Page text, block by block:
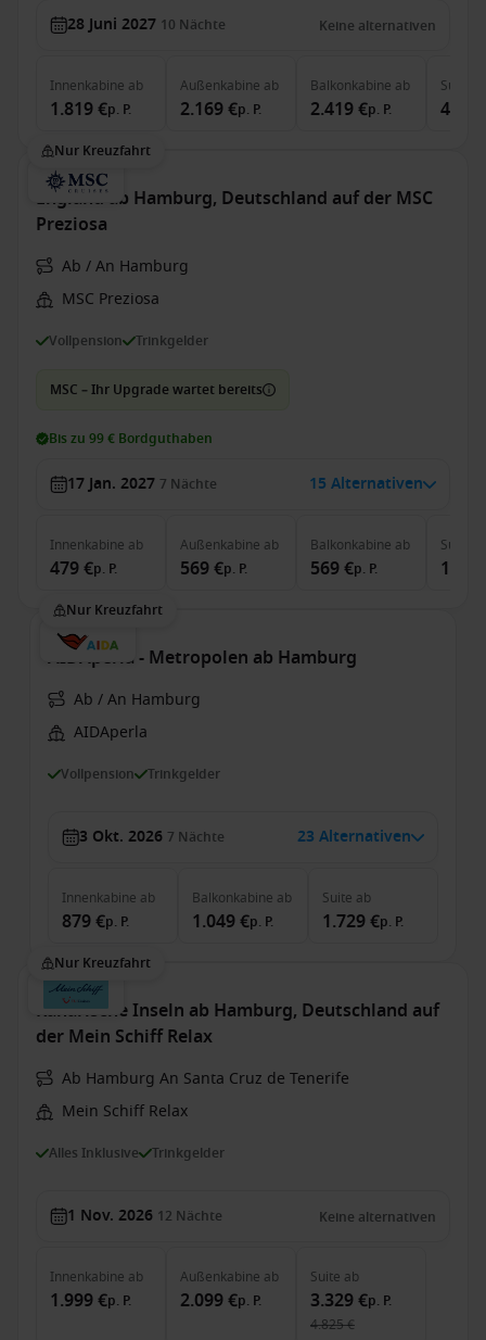
28 Juni 2027 10 Nächte Keine alternativen
Innenkabine ab
1.819 €p. P.
Außenkabine ab
2.169 €p. P.
Balkonkabine ab
2.419 €p. P.
Suite
Nur Kreuzfahrt
England ab Hamburg, Deutschland auf der MSC
Preziosa
Ab / An Hamburg
MSC Preziosa
Vollpension Trinkgelder
MSC – Ihr Upgrade wartet bereits
Bis zu 99 € Bordguthaben
17 Jan. 2027 7 Nächte 15 Alternativen
Innenkabine ab
479 €p. P.
Außenkabine ab
569 €p. P.
Balkonkabine ab
569 €p. P.
Suite
Nur Kreuzfahrt
AIDAperla - Metropolen ab Hamburg
Ab / An Hamburg
AIDAperla
Vollpension Trinkgelder
3 Okt. 2026 7 Nächte 23 Alternativen
Innenkabine ab
879 €p. P.
Balkonkabine ab
1.049 €p. P.
Suite ab
1.729 €p. P.
Nur Kreuzfahrt
Kanarische Inseln ab Hamburg, Deutschland auf
der Mein Schiff Relax
Ab Hamburg An Santa Cruz de Tenerife
Mein Schiff Relax
Alles Inklusive Trinkgelder
1 Nov. 2026 12 Nächte Keine alternativen
Innenkabine ab
1.999 €p. P.
Außenkabine ab
2.099 €p. P.
Suite ab
3.329 €p. P.
4.825 €